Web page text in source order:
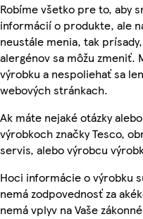
Robíme všetko pre to, aby
informácií o produkte, ale
neustále menia, tak
alergénov sa môžu zmeniť.
výrobku a nespoliehať sa
webových stránkach.
Ak máte nejaké otázky
výrobkoch značky Tesco,
servis, alebo výrobcu
Hoci informácie o výrobku
nemá zodpovednosť za
nemá vplyv na Vaše